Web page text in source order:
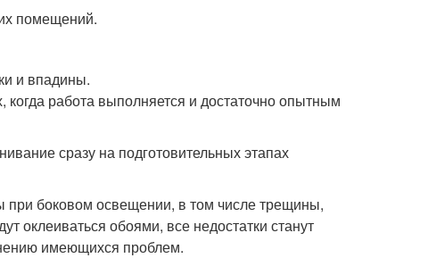
помещений.
и впадины.
работа выполняется и достаточно опытным
сразу на подготовительных этапах
боковом освещении, в том числе трещины,
оклеиваться обоями, все недостатки станут
имеющихся проблем.